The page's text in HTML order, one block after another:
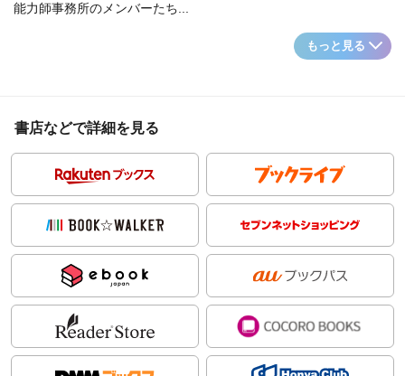
能力師事務所のメンバーたち...
もっと見る
書店などで詳細を見る